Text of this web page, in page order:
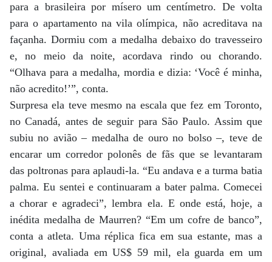
para a brasileira por mísero um centímetro. De volta
para o apartamento na vila olímpica, não acreditava na
façanha. Dormiu com a medalha debaixo do travesseiro
e, no meio da noite, acordava rindo ou chorando.
“Olhava para a medalha, mordia e dizia: ‘Você é minha,
não acredito!’”, conta.
Surpresa ela teve mesmo na escala que fez em Toronto,
no Canadá, antes de seguir para São Paulo. Assim que
subiu no avião – medalha de ouro no bolso –, teve de
encarar um corredor polonês de fãs que se levantaram
das poltronas para aplaudi-la. “Eu andava e a turma batia
palma. Eu sentei e continuaram a bater palma. Comecei
a chorar e agradeci”, lembra ela. E onde está, hoje, a
inédita medalha de Maurren? “Em um cofre de banco”,
conta a atleta. Uma réplica fica em sua estante, mas a
original, avaliada em US$ 59 mil, ela guarda em um